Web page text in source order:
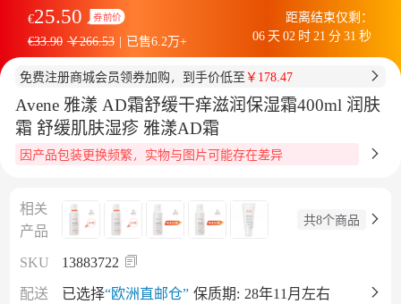
€25.50 券前价
€33.90 ￥266.53 | 已售6.2万+
距离结束仅剩：
06 天02 时21 分30 秒
免费注册商城会员领券加购，到手价低至 ￥178.47
Avene 雅漾 AD霜舒缓干痒滋润保湿霜400ml 润肤
霜 舒缓肌肤湿疹 雅漾AD霜
因产品包装更换频繁，实物与图片可能存在差异
相关
产品
共8个商品
SKU
13883722
配送
已选择“欧洲直邮仓” 保质期: 28年11月左右